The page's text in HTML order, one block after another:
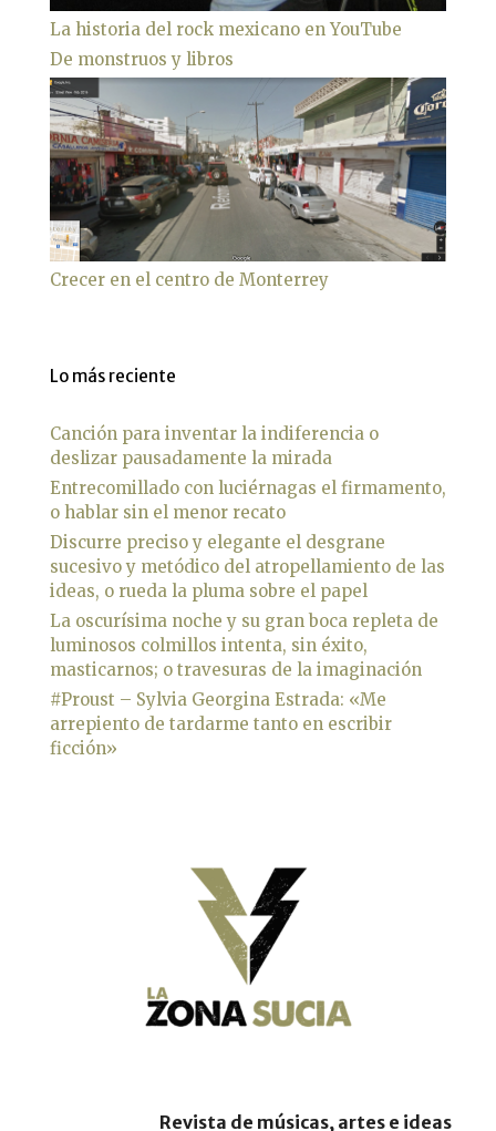
La historia del rock mexicano en YouTube
De monstruos y libros
Crecer en el centro de Monterrey
Lo más reciente
Canción para inventar la indiferencia o
deslizar pausadamente la mirada
Entrecomillado con luciérnagas el firmamento,
o hablar sin el menor recato
Discurre preciso y elegante el desgrane
sucesivo y metódico del atropellamiento de las
ideas, o rueda la pluma sobre el papel
La oscurísima noche y su gran boca repleta de
luminosos colmillos intenta, sin éxito,
masticarnos; o travesuras de la imaginación
#Proust – Sylvia Georgina Estrada: «Me
arrepiento de tardarme tanto en escribir
ficción»
Revista de músicas, artes e ideas